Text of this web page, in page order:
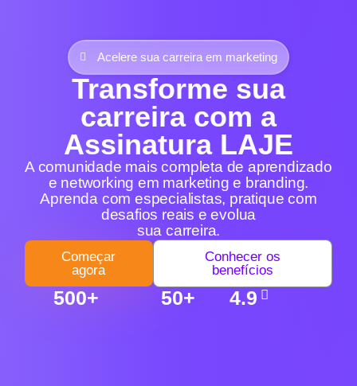
Acelere sua carreira em marketing
Transforme sua
carreira com a
Assinatura LAJE
A comunidade mais completa de aprendizado
e networking em marketing e branding.
Aprenda com especialistas, pratique com
desafios reais e evolua
sua carreira.
Começar
agora
Conhecer os
benefícios
500+ 50+ 4.9